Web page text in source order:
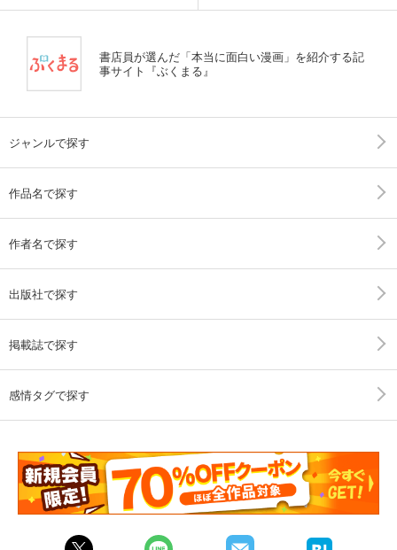
書店員が選んだ「本当に面白い漫画」を紹介する記
事サイト『ぶくまる』
ジャンルで探す
作品名で探す
作者名で探す
出版社で探す
掲載誌で探す
感情タグで探す